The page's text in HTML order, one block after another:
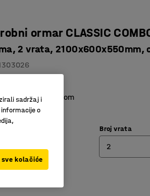
ormar CLASSIC
2 vrata, 2100x600x550mm,
s istom bravom
spremanje
Broj vrata
2
KM
sadržaj i
o
kolačiće